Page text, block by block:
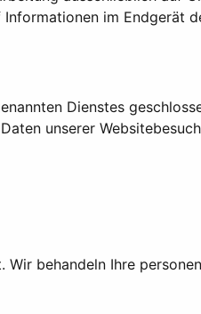
im Endgerät
Dienstes
unserer
behandeln Ihre